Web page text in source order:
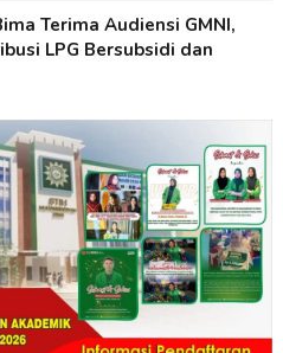
Terima Audiensi GMNI,
LPG Bersubsidi dan